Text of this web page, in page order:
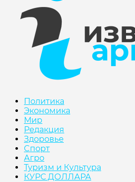
Политика
Экономика
Мир
Редакция
Здоровье
Cпорт
Агро
Туризм и Культура
КУРС ДОЛЛАРА